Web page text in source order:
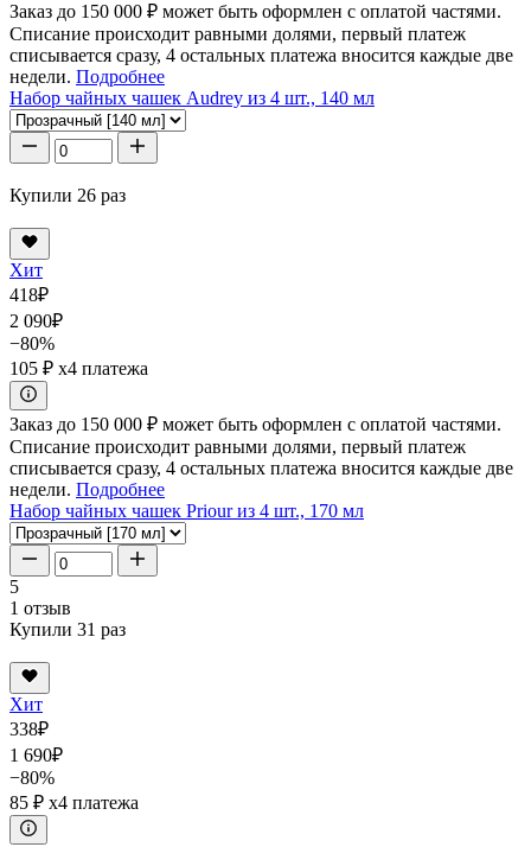
Заказ до 150 000 ₽ может быть оформлен с оплатой частями.
Списание происходит равными долями, первый платеж
списывается сразу, 4 остальных платежа вносится каждые две
недели. Подробнее
Набор чайных чашек Audrey из 4 шт., 140 мл
Купили 26 раз
Хит
418₽
2 090₽
−80%
105 ₽ x4 платежа
Заказ до 150 000 ₽ может быть оформлен с оплатой частями.
Списание происходит равными долями, первый платеж
списывается сразу, 4 остальных платежа вносится каждые две
недели. Подробнее
Набор чайных чашек Priour из 4 шт., 170 мл
5
1 отзыв
Купили 31 раз
Хит
338₽
1 690₽
−80%
85 ₽ x4 платежа